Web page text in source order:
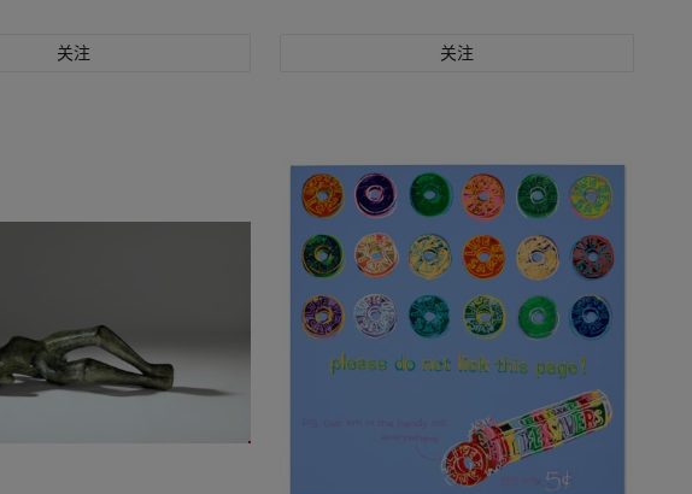
关注 关注